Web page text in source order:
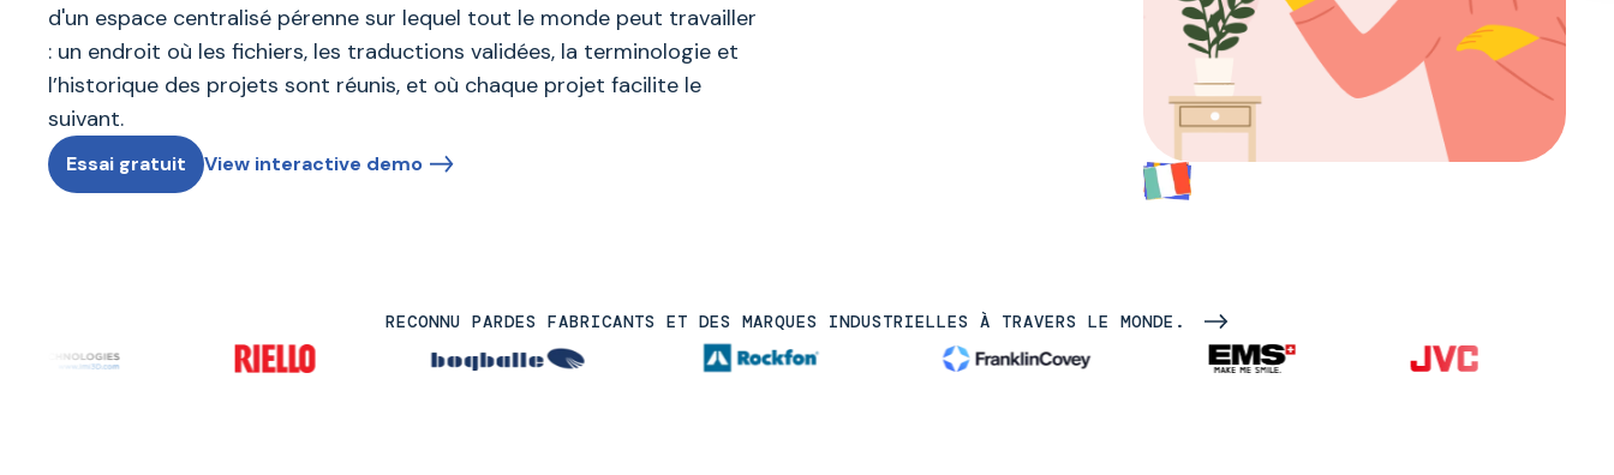
d'un espace centralisé pérenne sur lequel tout le monde peut travailler
: un endroit où les fichiers, les traductions validées, la terminologie et
l’historique des projets sont réunis, et où chaque projet facilite le
suivant.
Essai gratuit View interactive demo
RECONNU PARDES FABRICANTS ET DES MARQUES INDUSTRIELLES À TRAVERS LE MONDE.